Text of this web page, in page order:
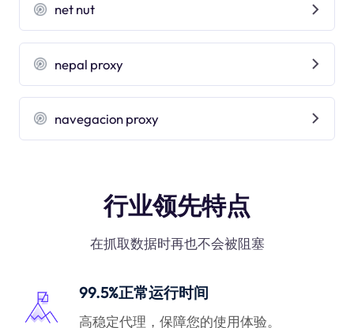
net nut
nepal proxy
navegacion proxy
行业领先特点
在抓取数据时再也不会被阻塞
99.5%正常运行时间
高稳定代理，保障您的使用体验。